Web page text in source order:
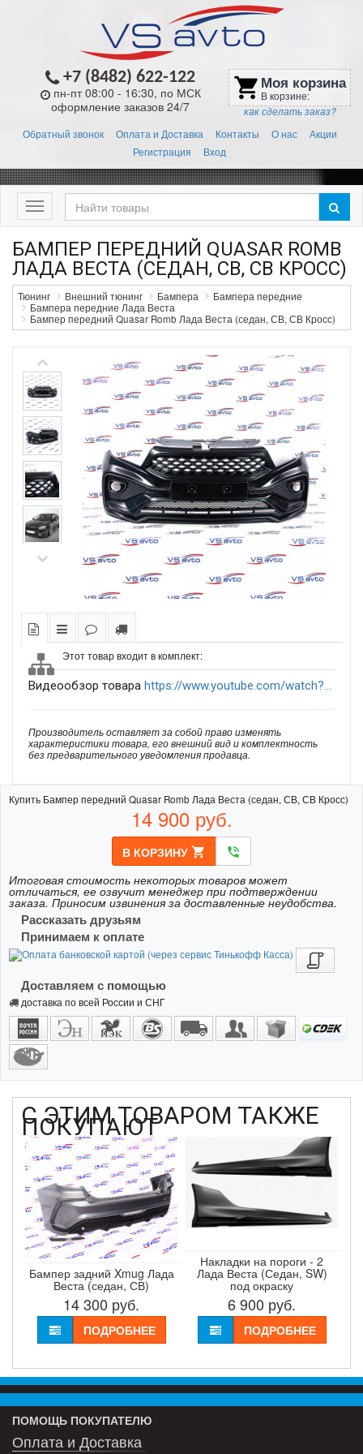
+7 (8482) 622-122
пн-пт 08:00 - 16:30, по МСК
оформление заказов 24/7
shopping_cart Моя корзина
В корзине:
как сделать заказ?
Обратный звонок Оплата и Доставка Контакты О нас
Акции
Регистрация
Вход
Меню
БАМПЕР ПЕРЕДНИЙ QUASAR ROMB
ЛАДА ВЕСТА (СЕДАН, СВ, СВ КРОСС)
Тюнинг Внешний тюнинг Бампера
Бампера передние
Бампера передние Лада Веста
Бампер передний Quasar Romb Лада Веста (седан, СВ, СВ Кросс)
Этот товар входит в комплект:
Видеообзор товара https://www.youtube.com/watch?...
Производитель оставляет за собой право изменять
характеристики товара, его внешний вид и комплектность
без предварительного уведомления продавца.
Купить Бампер передний Quasar Romb Лада Веста (седан, СВ, СВ Кросс)
14 900 руб.
В КОРЗИНУ shopping_cart phone_in_talk
Итоговая стоимость некоторых товаров может
отличаться, ее озвучит менеджер при подтверждении
заказа. Приносим извинения за доставленные неудобства.
Рассказать друзьям
Принимаем к оплате
Доставляем с помощью
доставка по всей России и СНГ
С ЭТИМ ТОВАРОМ ТАКЖЕ
ПОКУПАЮТ
Бампер задний Xmug Лада
Веста (седан, СВ)
14 300 руб.
ПОДРОБНЕЕ
Накладки на пороги - 2
Лада Веста (Седан, SW)
под окраску
6 900 руб.
ПОДРОБНЕЕ
ПОМОЩЬ ПОКУПАТЕЛЮ
Оплата и Доставка